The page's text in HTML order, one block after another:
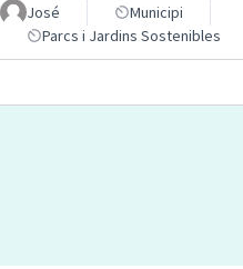
José
Municipi
Parcs i Jardins Sostenibles